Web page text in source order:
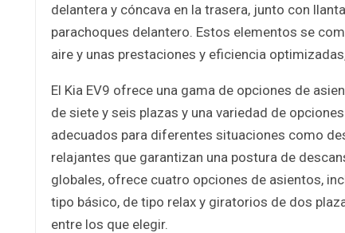
delantera y cóncava en la trasera, junto con
parachoques delantero. Estos elementos se
aire y unas prestaciones y eficiencia
El Kia EV9 ofrece una gama de opciones de
de siete y seis plazas y una variedad de
adecuados para diferentes situaciones como
relajantes que garantizan una postura de
globales, ofrece cuatro opciones de asientos,
tipo básico, de tipo relax y giratorios de dos
entre los que elegir.